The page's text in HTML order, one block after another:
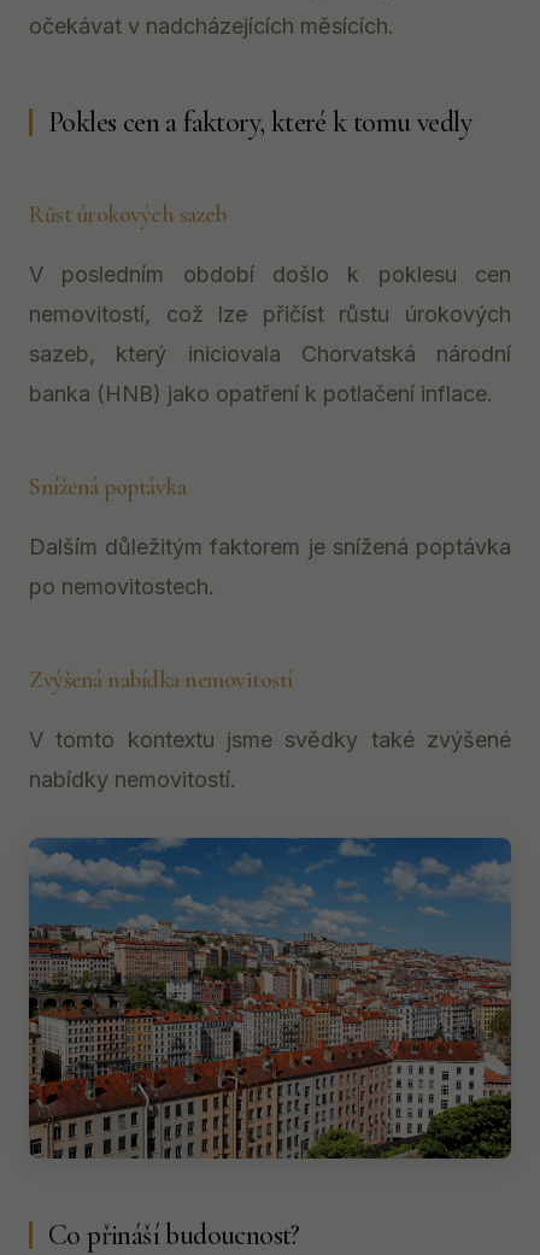
očekávat v nadcházejících měsících.
Pokles cen a faktory, které k tomu vedly
Růst úrokových sazeb
V posledním období došlo k poklesu cen
nemovitostí, což lze přičíst růstu úrokových
sazeb, který iniciovala Chorvatská národní
banka (HNB) jako opatření k potlačení inflace.
Snížená poptávka
Dalším důležitým faktorem je snížená poptávka
po nemovitostech.
Zvýšená nabídka nemovitostí
V tomto kontextu jsme svědky také zvýšené
nabídky nemovitostí.
Co přináší budoucnost?